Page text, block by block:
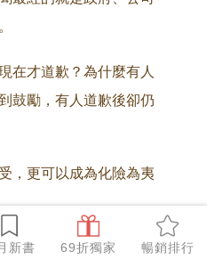
新書 69折獨家 暢銷排行
在才道歉？為什麼有人
鼓勵，有人道歉後卻仍
，更可以成為化險為夷